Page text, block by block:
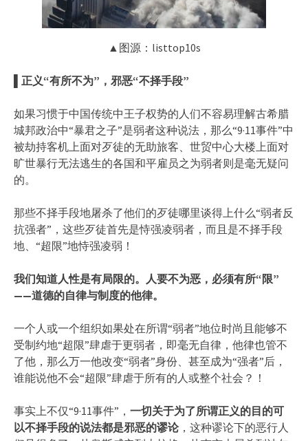
▲图源：listtop10s
▌正义“有所不为”，邪恶“不择手段”
如果习惯于中国传统中王子权势的人们不容易理解古希腊
城邦政治中“暴君之子”是弱者这种说法，那么“9·11事件”中
被劫持客机上面对歹徒的无助旅客、世贸中心大楼上面对
旷世暴行无法逃生的各国和平雇员之为弱者则是毫无疑问
的。
那些不择手段地屠杀了他们的歹徒哪里谈得上什么“弱者反
抗强者”，这些歹徒首先是恃强凌弱者，而且是不择手段
地、“超限”地恃强凌弱！
我们知道人性是有局限的。
人要不为恶，必须有所“限”
——道德的自律与制度的他律。
一个人或一个组织如果处在所谓“弱者”地位时尚且能够不
受制约地“超限”肆虐于更弱者，即毫无自律，他律也管不
了他，那么万一他改变“弱者”身份、甚至成为“强者”后，
谁能说他不会“超限”肆虐于所有的人或整个社会？！
事实上不仅“9·11事件”， 一切关于为了所谓正义的目的可
以不择手段的说法都是邪恶的谬论，这种谬论下的恶行人